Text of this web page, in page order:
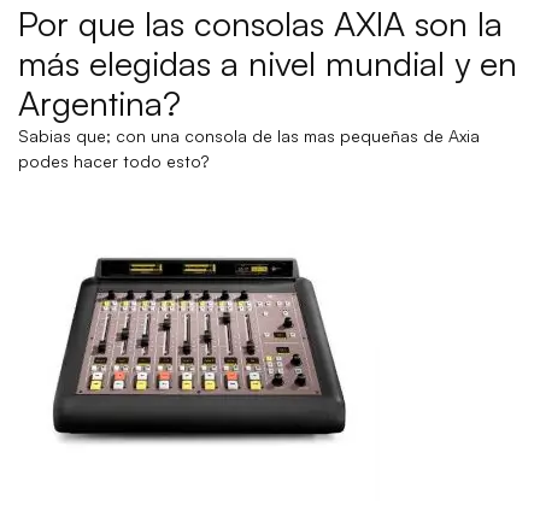
Por que las consolas AXIA son la
más elegidas a nivel mundial y en
Argentina?
Sabias que; con una consola de las mas pequeñas de Axia
podes hacer todo esto?